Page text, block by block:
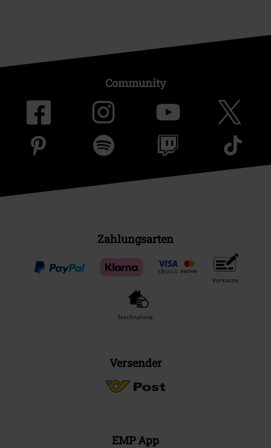
Community
Zahlungsarten
Vorkasse
Nachnahme
Versender
EMP App